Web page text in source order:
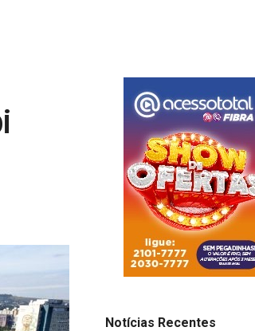
Notícias Recentes